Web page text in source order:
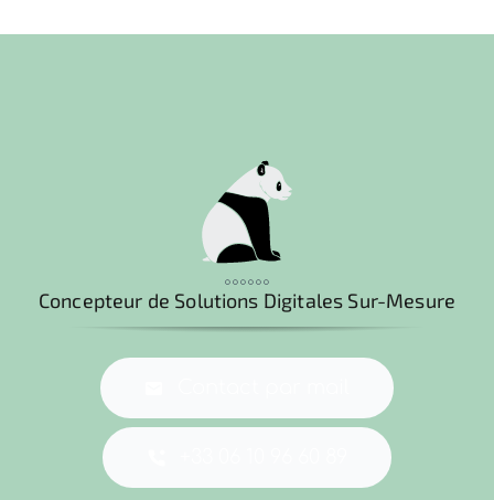
°°°°°°
Concepteur de Solutions Digitales Sur-Mesure